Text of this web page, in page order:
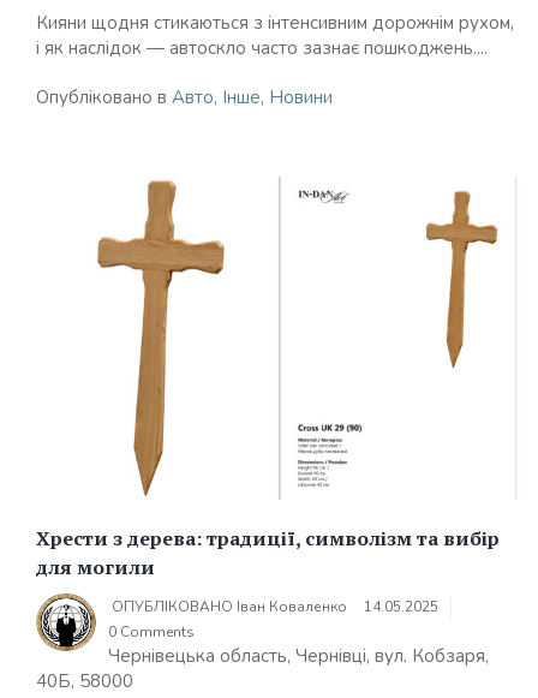
Кияни щодня стикаються з інтенсивним дорожнім рухом,
і як наслідок — автоскло часто зазнає пошкоджень....
Опубліковано в Авто, Інше, Новини
Хрести з дерева: традиції, символізм та вибір
для могили
ОПУБЛІКОВАНО Іван Коваленко
14.05.2025
0 Comments
Чернівецька область, Чернівці, вул. Кобзаря,
40Б, 58000